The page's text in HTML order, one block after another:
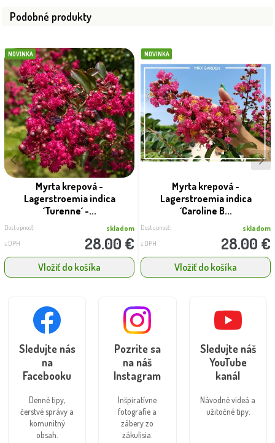
Podobné produkty
NOVINKA
Myrta krepová -
Lagerstroemia indica
´Turenne´ -...
Dostupnosť: skladom
s DPH 28.00 €
Vložiť do košíka
NOVINKA
Myrta krepová -
Lagerstroemia indica
´Caroline B...
Dostupnosť: skladom
s DPH 28.00 €
Vložiť do košíka
Sledujte nás
na
Facebooku
Denné tipy,
čerstvé správy a
komunitný
obsah.
Pozrite sa
na náš
Instagram
Inšpiratívne
fotografie a
zábery zo
zákulisia.
Sledujte náš
YouTube
kanál
Návodné videá a
užitočné tipy.